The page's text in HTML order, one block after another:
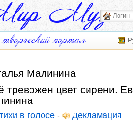
Малинина
тревожен цвет сирени.
в голосе - Декламация